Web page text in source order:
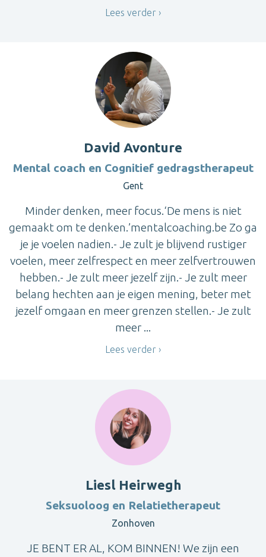
Lees verder
David Avonture
Mental coach en Cognitief gedragstherapeut
Gent
Minder denken, meer focus.‘De mens is niet
gemaakt om te denken.’mentalcoaching.be Zo ga
je je voelen nadien.- Je zult je blijvend rustiger
voelen, meer zelfrespect en meer zelfvertrouwen
hebben.- Je zult meer jezelf zijn.- Je zult meer
belang hechten aan je eigen mening, beter met
jezelf omgaan en meer grenzen stellen.- Je zult
meer ...
Lees verder
Liesl Heirwegh
Seksuoloog en Relatietherapeut
Zonhoven
JE BENT ER AL, KOM BINNEN! We zijn een